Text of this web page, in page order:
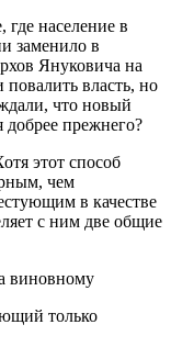
население в
заменило в
Януковича на
власть, но
что новый
добрее прежнего?
этот способ
чем
в качестве
с ним две общие
виновному
только